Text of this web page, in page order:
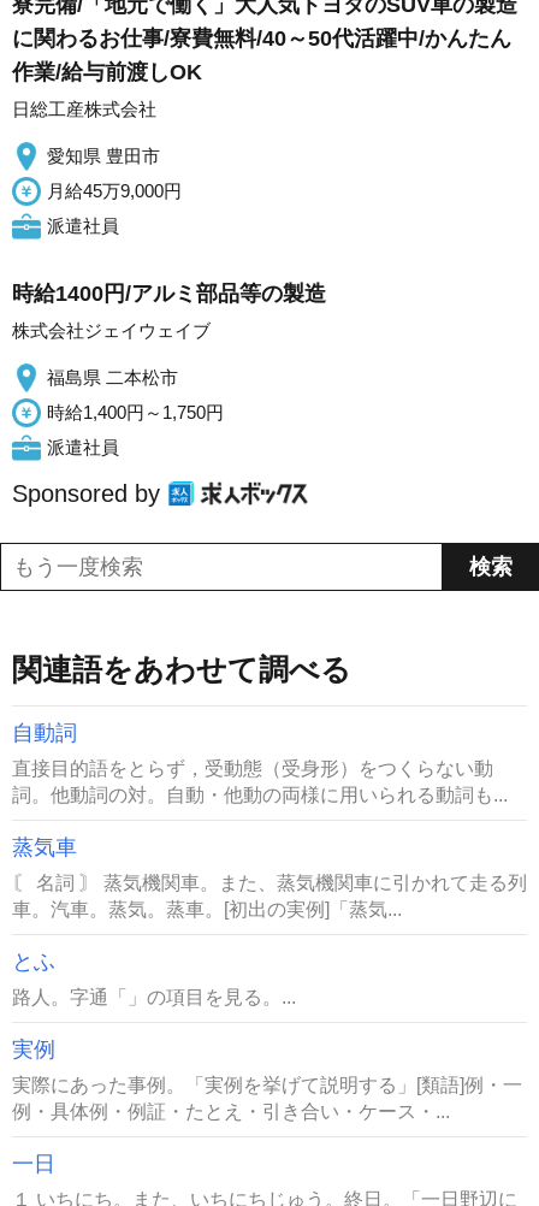
に関わるお仕事/寮費無料/40～50代活躍中/かんたん
作業/給与前渡しOK
日総工産株式会社
愛知県 豊田市
月給45万9,000円
派遣社員
時給1400円/アルミ部品等の製造
株式会社ジェイウェイブ
福島県 二本松市
時給1,400円～1,750円
派遣社員
Sponsored by
関連語をあわせて調べる
自動詞
直接目的語をとらず，受動態（受身形）をつくらない動
詞。他動詞の対。自動・他動の両様に用いられる動詞も...
蒸気車
〘 名詞 〙 蒸気機関車。また、蒸気機関車に引かれて走る列
車。汽車。蒸気。蒸車。[初出の実例]「蒸気...
とふ
路人。字通「」の項目を見る。...
実例
実際にあった事例。「実例を挙げて説明する」[類語]例・一
例・具体例・例証・たとえ・引き合い・ケース・...
一日
１ いちにち。また、いちにちじゅう。終日。「一日野辺に